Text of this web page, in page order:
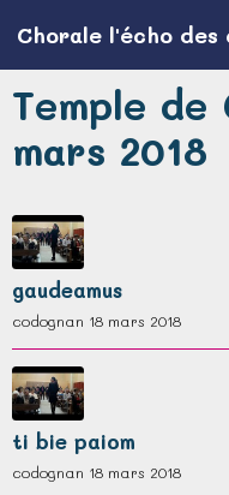
Chorale l'écho
Temple de
mars 2018
gaudeamus
codognan 18 mars 2018
ti bie paiom
codognan 18 mars 2018